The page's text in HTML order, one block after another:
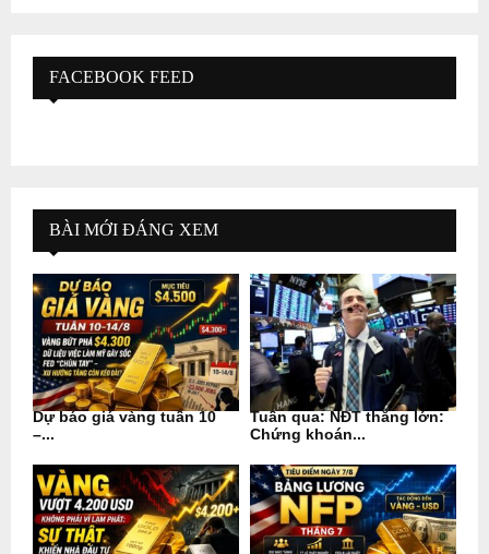
FACEBOOK FEED
BÀI MỚI ĐÁNG XEM
Dự báo giá vàng tuần 10
–...
Tuần qua: NĐT thắng lớn:
Chứng khoán...